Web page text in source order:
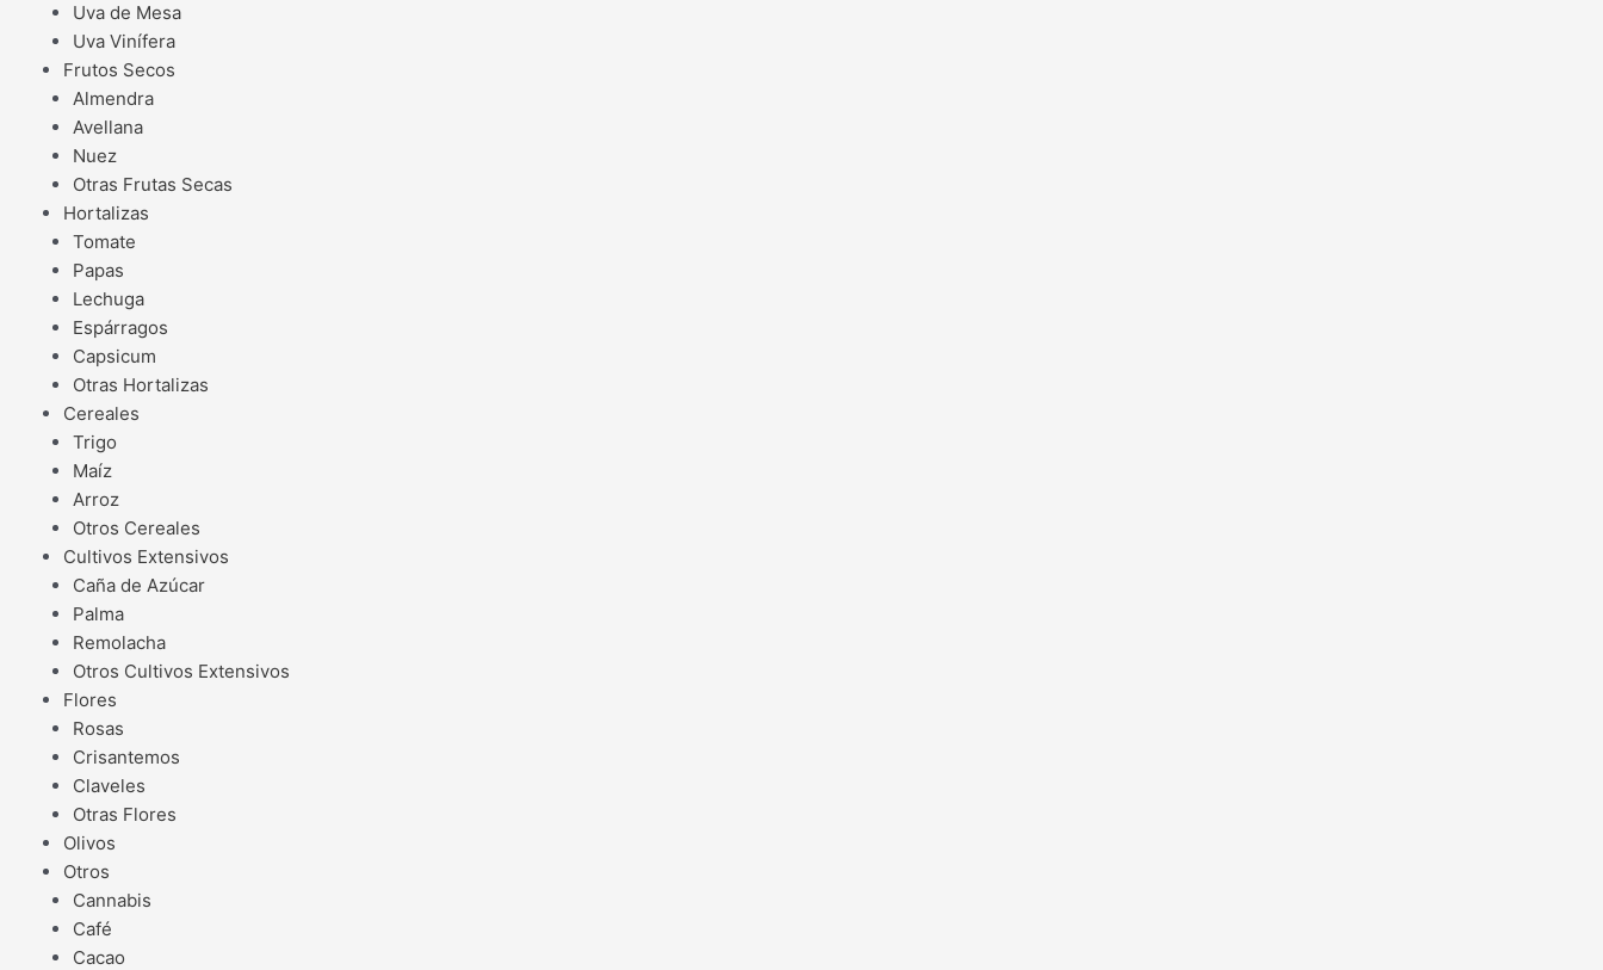
Uva de Mesa
Uva Vinífera
Frutos Secos
Almendra
Avellana
Nuez
Otras Frutas Secas
Hortalizas
Tomate
Papas
Lechuga
Espárragos
Capsicum
Otras Hortalizas
Cereales
Trigo
Maíz
Arroz
Otros Cereales
Cultivos Extensivos
Caña de Azúcar
Palma
Remolacha
Otros Cultivos Extensivos
Flores
Rosas
Crisantemos
Claveles
Otras Flores
Olivos
Otros
Cannabis
Café
Cacao